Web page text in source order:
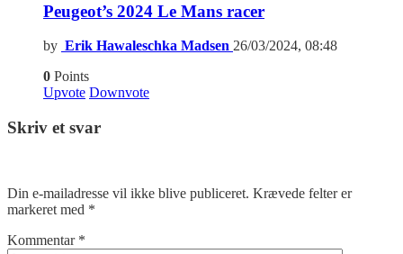
Peugeot’s 2024 Le Mans racer
by Erik Hawaleschka Madsen 26/03/2024, 08:48
0 Points
Upvote Downvote
Skriv et svar
Din e-mailadresse vil ikke blive publiceret. Krævede felter er
markeret med *
Kommentar *